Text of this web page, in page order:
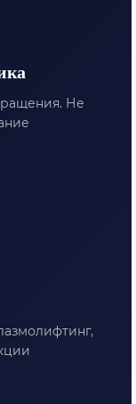
Не